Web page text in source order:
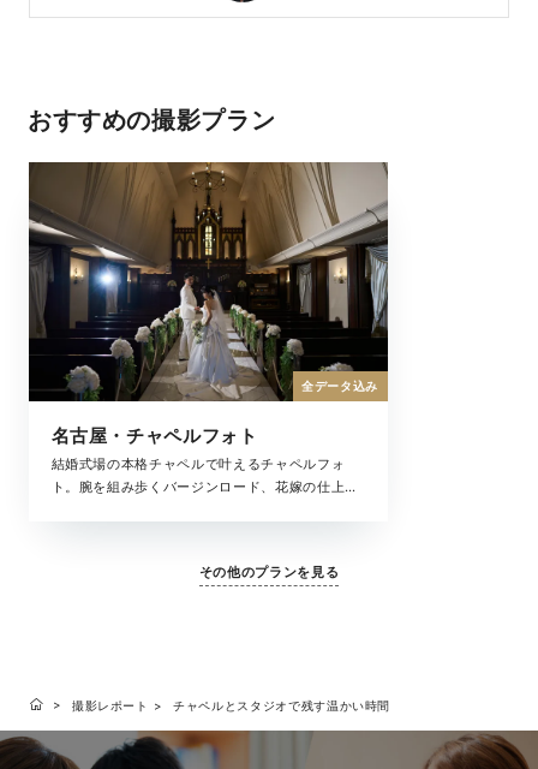
おすすめの撮影プラン
名古屋・チャペルフォト
結婚式場の本格チャペルで叶えるチャペルフォ
ト。腕を組み歩くバージンロード、花嫁の仕上げ
影データがセットになったプランです。
全データ込み
その他のプランを見る
撮影レポート チャペルとスタジオで残す温かい時間